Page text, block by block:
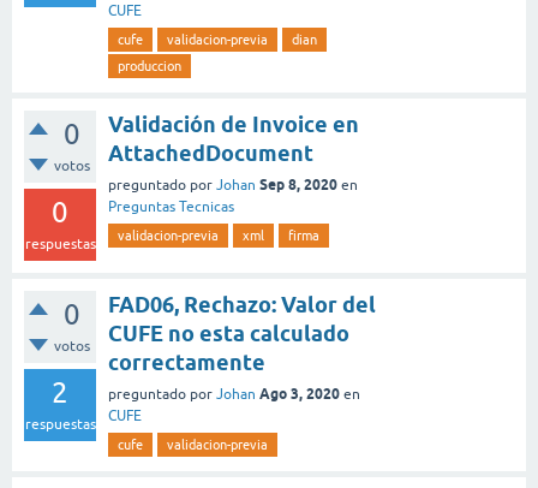
CUFE
cufe validacion-previa
dian
produccion
0
votos
0
respuestas
Validación de Invoice en
AttachedDocument
preguntado por Johan Sep 8, 2020 en
Preguntas Tecnicas
validacion-previa xml firma
0
votos
2
respuestas
FAD06, Rechazo: Valor del
CUFE no esta calculado
correctamente
preguntado por Johan Ago 3, 2020 en
CUFE
cufe validacion-previa